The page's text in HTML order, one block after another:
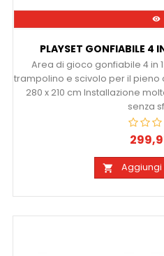

PLAYSET GONFIABILE 4
Area di gioco gonfiabile 4 in
trampolino e scivolo per il pieno
280 x 210 cm Installazione
senza
Prezzo
